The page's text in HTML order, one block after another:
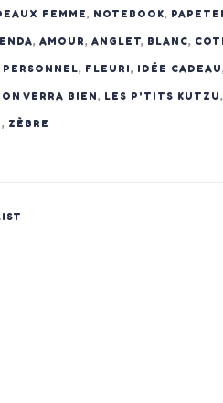
FEMME, NOTEBOOK,
, AMOUR, ANGLET, BLANC,
, FLEURI, IDÉE CADEAU,
VERRA BIEN, LES P'TITS KUTZU,
, ZÈBRE